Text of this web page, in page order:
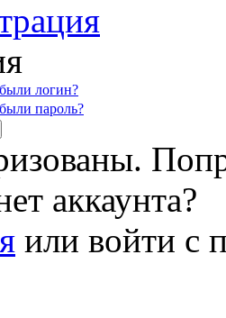
логин?
пароль?
аккаунта?
или войти с